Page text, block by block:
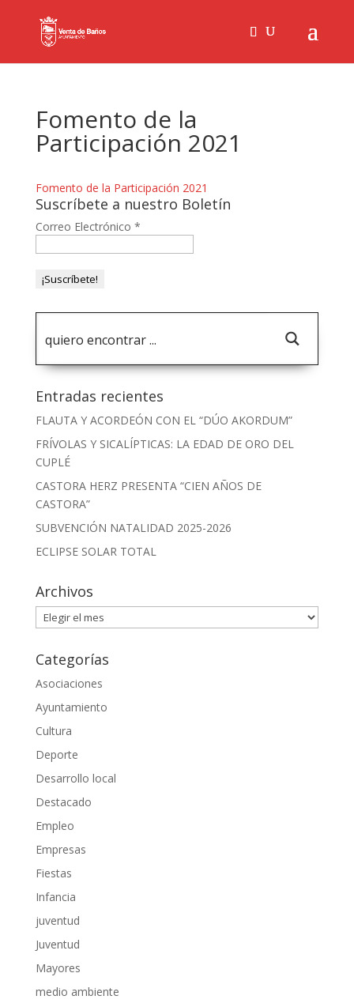
Fomento de la
Participación 2021
Fomento de la Participación 2021
Suscríbete a nuestro Boletín
Correo Electrónico *
Entradas recientes
FLAUTA Y ACORDEÓN CON EL “DÚO AKORDUM”
FRÍVOLAS Y SICALÍPTICAS: LA EDAD DE ORO DEL
CUPLÉ
CASTORA HERZ PRESENTA “CIEN AÑOS DE
CASTORA”
SUBVENCIÓN NATALIDAD 2025-2026
ECLIPSE SOLAR TOTAL
Archivos
Archivos
Categorías
Asociaciones
Ayuntamiento
Cultura
Deporte
Desarrollo local
Destacado
Empleo
Empresas
Fiestas
Infancia
juventud
Juventud
Mayores
medio ambiente